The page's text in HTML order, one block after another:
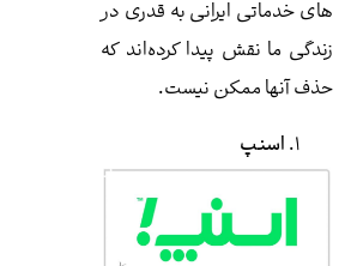
به قدری در
کرده‌اند که
نیست.